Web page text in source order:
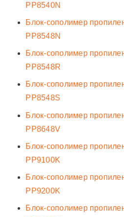
PP8540N
Блок-сополимер
PP8548N
Блок-сополимер
PP8548R
Блок-сополимер
PP8548S
Блок-сополимер
PP8648V
Блок-сополимер
PP9100K
Блок-сополимер
PP9200K
Блок-сополимер